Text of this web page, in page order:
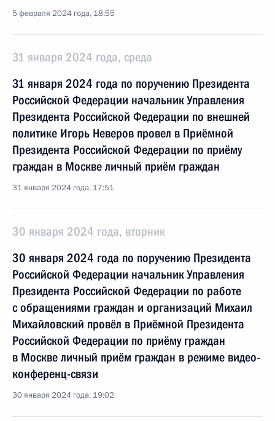
5 февраля 2024 года, 18:55
31 января 2024 года, среда
31 января 2024 года по поручению Президента
Российской Федерации начальник Управления
Президента Российской Федерации по внешней
политике Игорь Неверов провел в Приёмной
Президента Российской Федерации по приёму
граждан в Москве личный приём граждан
31 января 2024 года, 17:51
30 января 2024 года, вторник
30 января 2024 года по поручению Президента
Российской Федерации начальник Управления
Президента Российской Федерации по работе
с обращениями граждан и организаций Михаил
Михайловский провёл в Приёмной Президента
Российской Федерации по приёму граждан
в Москве личный приём граждан в режиме видео-
конференц-связи
30 января 2024 года, 19:02